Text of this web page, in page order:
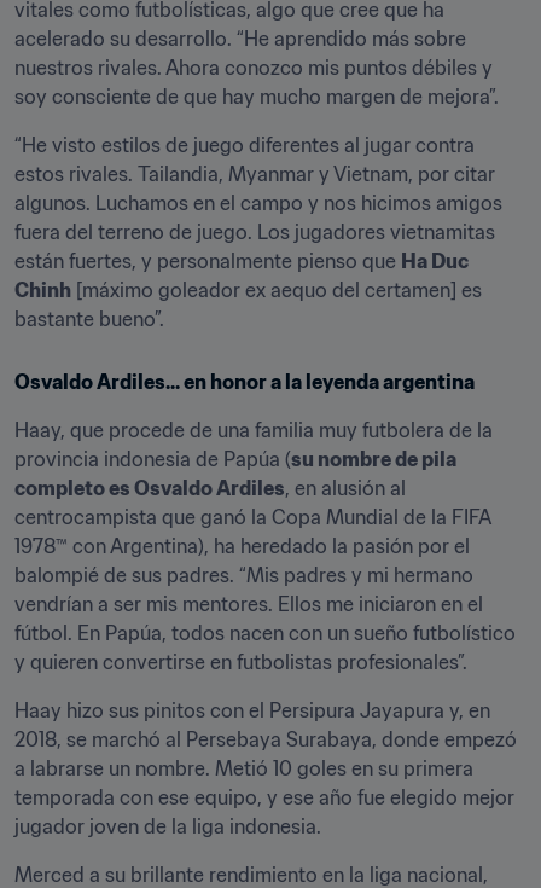
vitales como futbolísticas, algo que cree que ha
acelerado su desarrollo. “He aprendido más sobre
nuestros rivales. Ahora conozco mis puntos débiles y
soy consciente de que hay mucho margen de mejora”.
“He visto estilos de juego diferentes al jugar contra
estos rivales. Tailandia, Myanmar y Vietnam, por citar
algunos. Luchamos en el campo y nos hicimos amigos
fuera del terreno de juego. Los jugadores vietnamitas
están fuertes, y personalmente pienso que Ha Duc
Chinh [máximo goleador ex aequo del certamen] es
bastante bueno”.
Osvaldo Ardiles... en honor a la leyenda argentina
Haay, que procede de una familia muy futbolera de la
provincia indonesia de Papúa (su nombre de pila
completo es Osvaldo Ardiles, en alusión al
centrocampista que ganó la Copa Mundial de la FIFA
1978™ con Argentina), ha heredado la pasión por el
balompié de sus padres. “Mis padres y mi hermano
vendrían a ser mis mentores. Ellos me iniciaron en el
fútbol. En Papúa, todos nacen con un sueño futbolístico
y quieren convertirse en futbolistas profesionales”.
Haay hizo sus pinitos con el Persipura Jayapura y, en
2018, se marchó al Persebaya Surabaya, donde empezó
a labrarse un nombre. Metió 10 goles en su primera
temporada con ese equipo, y ese año fue elegido mejor
jugador joven de la liga indonesia.
Merced a su brillante rendimiento en la liga nacional,